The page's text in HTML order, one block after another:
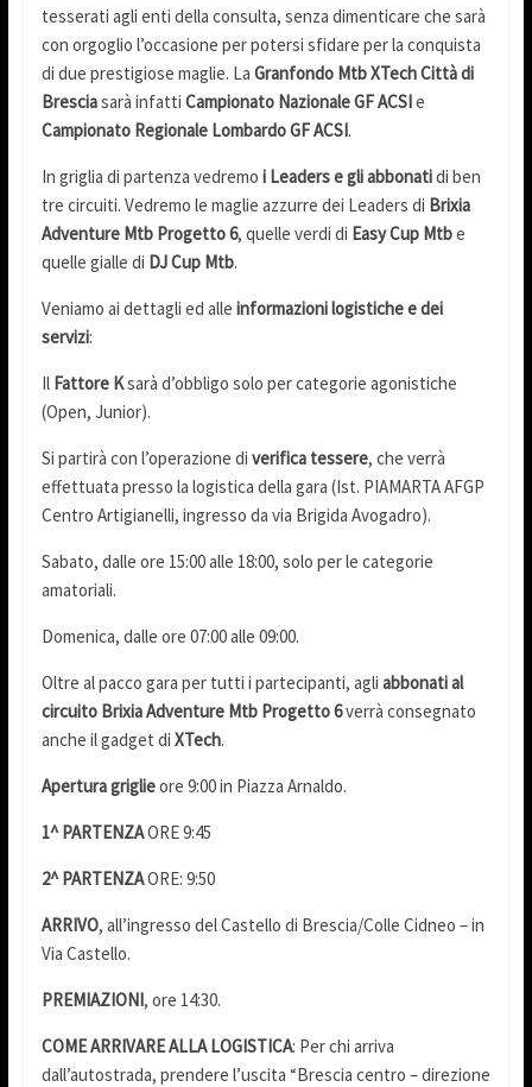
tesserati agli enti della consulta, senza dimenticare che sarà
con orgoglio l’occasione per potersi sfidare per la conquista
di due prestigiose maglie. La Granfondo Mtb XTech Città di
Bresciasarà infatti Campionato Nazionale GF ACSIe
Campionato Regionale Lombardo GF ACSI.
In griglia di partenza vedremo i Leaders e gli abbonatidi ben
tre circuiti. Vedremo le maglie azzurre dei Leaders di Brixia
Adventure Mtb Progetto 6, quelle verdi di Easy Cup Mtbe
quelle gialle di DJ Cup Mtb.
Veniamo ai dettagli ed alle informazioni logistiche e dei
servizi:
Il Fattore Ksarà d’obbligo solo per categorie agonistiche
(Open, Junior).
Si partirà con l’operazione di verifica tessere, che verrà
effettuata presso la logistica della gara (Ist. PIAMARTA AFGP
Centro Artigianelli, ingresso da via Brigida Avogadro).
Sabato, dalle ore 15:00 alle 18:00, solo per le categorie
amatoriali.
Domenica, dalle ore 07:00 alle 09:00.
Oltre al pacco gara per tutti i partecipanti, agli abbonati al
circuito Brixia Adventure Mtb Progetto 6verrà consegnato
anche il gadget di XTech.
Apertura griglieore 9:00 in Piazza Arnaldo.
1^ PARTENZAORE 9:45
2^ PARTENZAORE: 9:50
ARRIVO, all’ingresso del Castello di Brescia/Colle Cidneo – in
Via Castello.
PREMIAZIONI, ore 14:30.
COME ARRIVARE ALLA LOGISTICA: Per chi arriva
dall’autostrada, prendere l’uscita “Brescia centro – direzione